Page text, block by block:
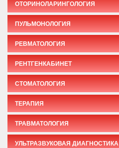
ОТОРИНОЛАРИНГОЛОГИЯ
ПУЛЬМОНОЛОГИЯ
РЕВМАТОЛОГИЯ
РЕНТГЕНКАБИНЕТ
СТОМАТОЛОГИЯ
ТЕРАПИЯ
ТРАВМАТОЛОГИЯ
УЛЬТРАЗВУКОВАЯ ДИАГНОСТИКА